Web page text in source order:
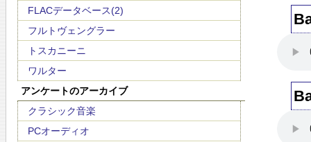
FLACデータベース(2)
フルトヴェングラー
トスカニーニ
ワルター
アンケートのアーカイブ
クラシック音楽
PCオーディオ